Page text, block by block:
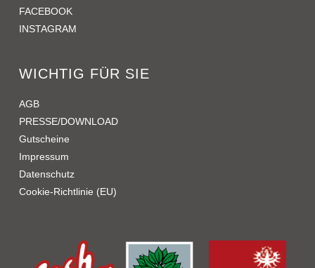
FACEBOOK
INSTAGRAM
WICHTIG FÜR SIE
AGB
PRESSE/DOWNLOAD
Gutscheine
Impressum
Datenschutz
Cookie-Richtlinie (EU)